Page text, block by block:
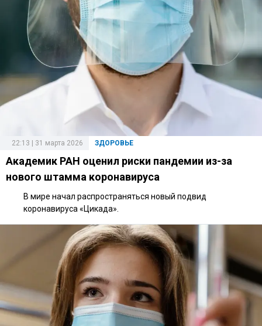
ЗДОРОВЬЕ
22:13 | 31 марта 2026
Академик РАН оценил риски пандемии из-за
нового штамма коронавируса
В мире начал распространяться новый подвид
коронавируса «Цикада».